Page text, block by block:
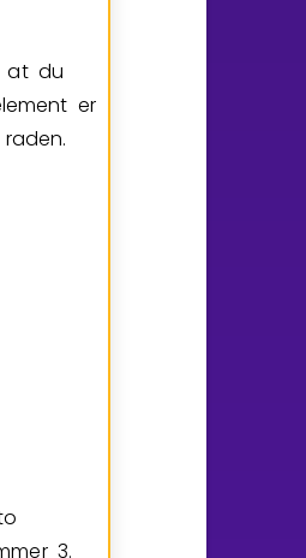
at du
er
3.